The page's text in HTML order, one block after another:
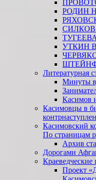
РОДИН
УТКИН
Литературная
Минуты
Касимов
Касимовцы в
Касимовский
По страницам
Архив
Дорогами
Краеведческие
Проект